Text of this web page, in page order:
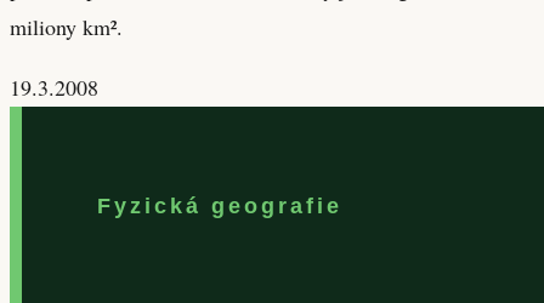
miliony km².
19.3.2008